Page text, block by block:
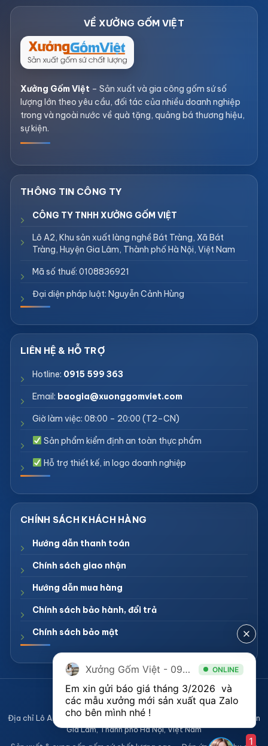
Xưởng Gốm Việt – Sản xuất và gia công gốm sứ số
lượng lớn theo yêu cầu, đối tác của nhiều doanh nghiệp
trong và ngoài nước về quà tặng, quảng bá thương hiệu,
sự kiện.
CÔNG TY TNHH XƯỞNG GỐM VIỆT
Lô A2, Khu sản xuất làng nghề Bát Tràng, Xã Bát
Tràng, Huyện Gia Lâm, Thành phố Hà Nội, Việt Nam
Mã số thuế: 0108836921
Đại diện pháp luật: Nguyễn Cảnh Hùng
Hotline: 0915 599 363
Email: baogia@xuonggomviet.com
Giờ làm việc: 08:00 – 20:00 (T2–CN)
Sản phẩm kiểm định an toàn thực phẩm
Hỗ trợ thiết kế, in logo doanh nghiệp
Hướng dẫn thanh toán
Chính sách giao nhận
Hướng dẫn mua hàng
Chính sách bảo hành, đổi trả
Chính sách bảo mật
CÔNG TY TNHH XƯỞNG GỐM VIỆT
Mã số thuế 0108836921
Địa chỉ Lô A2, Khu sản xuất làng nghề Bát Tràng, Xã Bát Tràng, Huyện
Gia Lâm, Thành phố Hà Nội, Việt Nam
Xưởng Gốm Việt - 094.1900.823 ONLINE
Em xin gửi báo giá tháng 3/2026  và
các mẫu xưởng mới sản xuất qua Zalo
cho bên mình nhé !
1